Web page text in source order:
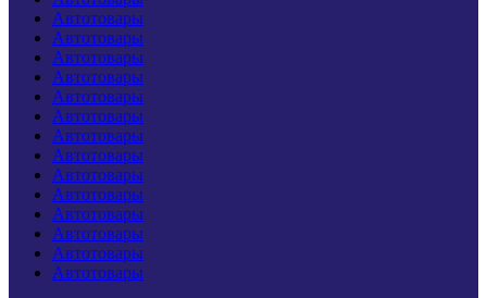
Автотовары
Автотовары
Автотовары
Автотовары
Автотовары
Автотовары
Автотовары
Автотовары
Автотовары
Автотовары
Автотовары
Автотовары
Автотовары
Автотовары